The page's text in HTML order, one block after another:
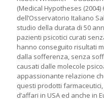
(Medical Hypotheses
dell’Osservatorio Italiano
studio della durata di 50
pazienti psicotici curati
hanno conseguito risultati
dalla sofferenza, senza
causati dalle molecole
appassionante relazione
questi prodotti
d’affari in USA ed anche in